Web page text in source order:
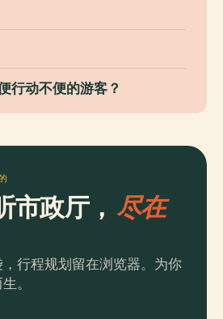
行动不便的游客？
市政厅，尽在
行程规划留在浏览器。为你
。